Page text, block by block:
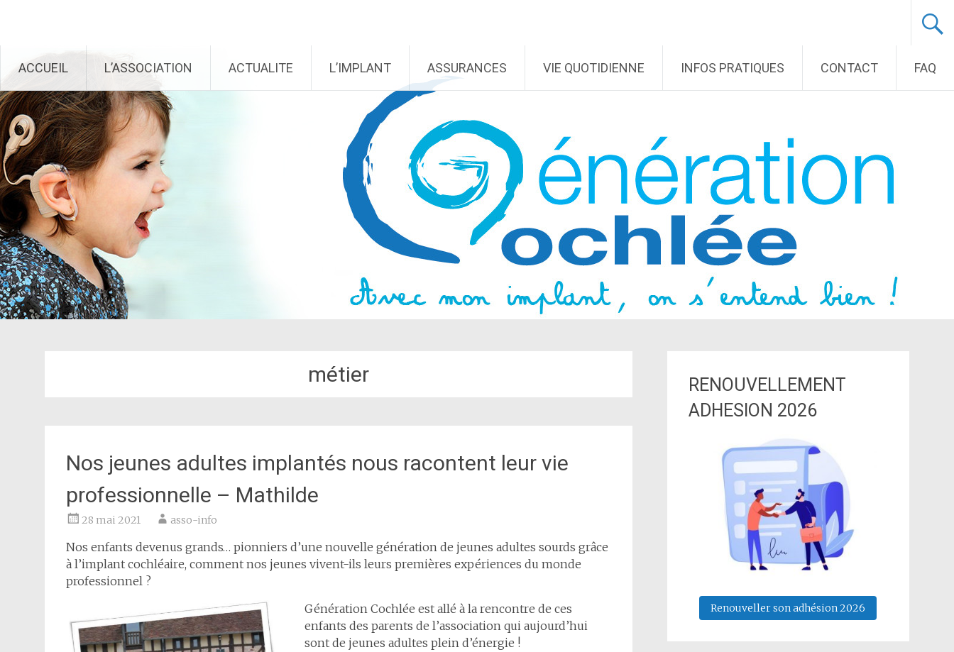
Aller au contenu principal
ACCUEIL L’ASSOCIATION ACTUALITE L’IMPLANT ASSURANCES VIE QUOTIDIENNE INFOS PRATIQUES CONTACT FAQ
métier
Nos jeunes adultes implantés nous racontent leur vie
professionnelle – Mathilde
28 mai 2021 asso-info
Nos enfants devenus grands… pionniers d’une nouvelle génération de jeunes adultes sourds grâce
à l’implant cochléaire, comment nos jeunes vivent-ils leurs premières expériences du monde
professionnel ?
Génération Cochlée est allé à la rencontre de ces
enfants des parents de l’association qui aujourd’hui
sont de jeunes adultes plein d’énergie !
RENOUVELLEMENT
ADHESION 2026
Renouveller son adhésion 2026